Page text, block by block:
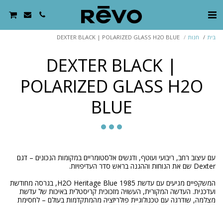
בית חנות DEXTER BLACK | POLARIZED GLASS H2O BLUE
DEXTER BLACK |
POLARIZED GLASS H2O
BLUE
עם עיצוב רחב, ריבועי ועוטף, ודגשים אלסטומריים במקומות הנכונים – דגם
המשקפיים מגיעים עם עדשת 1985 H2O Heritage Blue, בגרסה מחודשת
ועדכנית. העדשה המקורית, העשויה מזכוכית קריסטלית באיכות של עדשת
מצלמה, שודרגה עם טכנולוגיית פולריזציה מהמתקדמות בעולם – לחסימת